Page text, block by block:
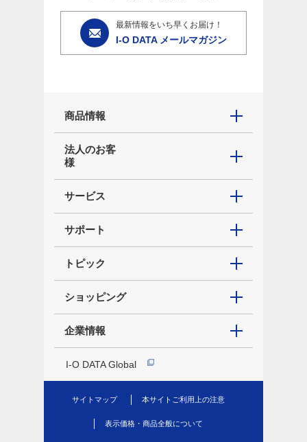
最新情報をいち早くお届け！
I-O DATA メールマガジン
商品情報
法人のお客
様
サービス
サポート
トピック
ショッピング
企業情報
I-O DATA Global
サイトマップ 本サイトご利用上の注意
表示価格・商品全般について